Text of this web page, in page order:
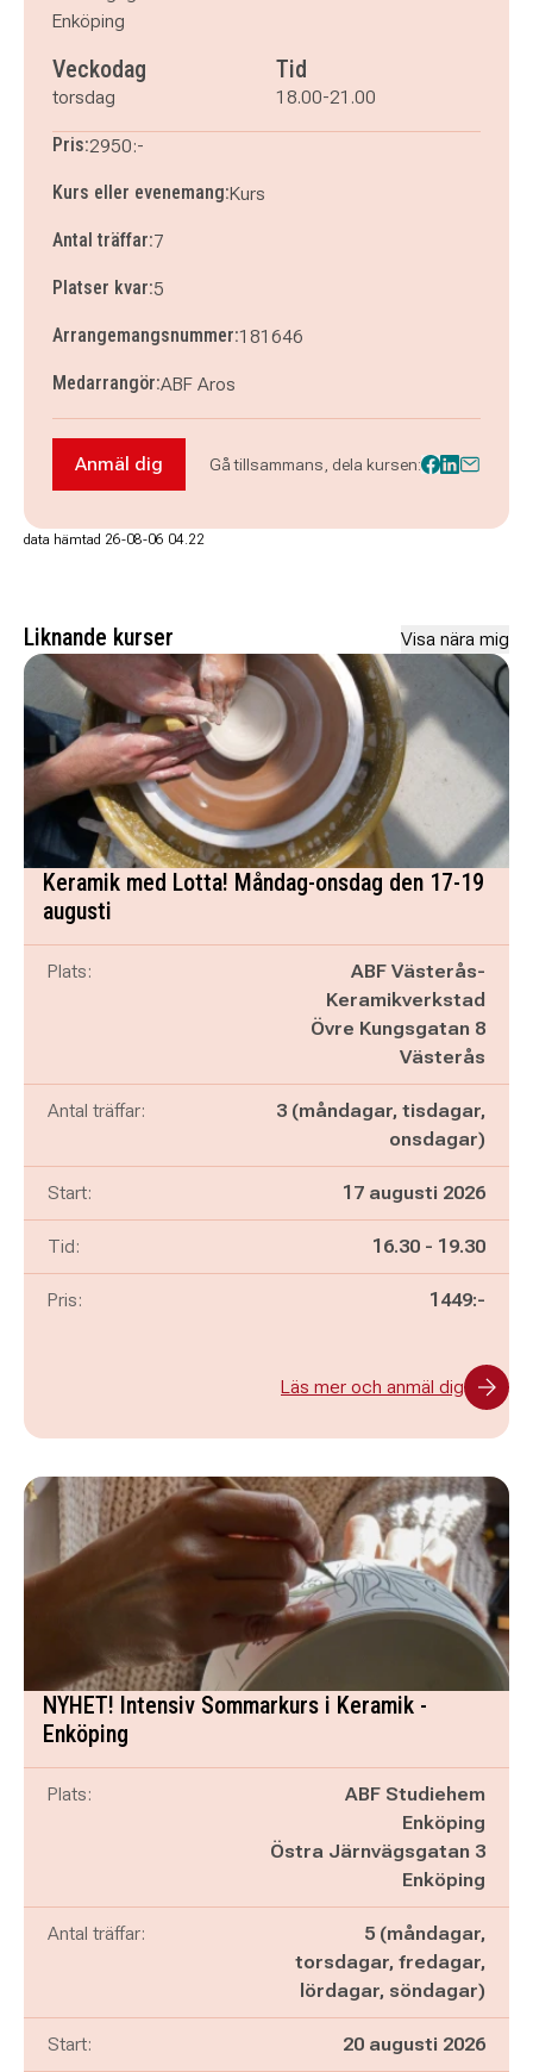
Enköping
Veckodag
torsdag
Tid
18.00-21.00
Pris:2950:-
Kurs eller evenemang:Kurs
Antal träffar:7
Platser kvar:5
Arrangemangsnummer:181646
Medarrangör:ABF Aros
Anmäl dig till Keramik (torsdag kväll) -
Anmäl dig Gå tillsammans, dela kursen:
data hämtad 26-08-06 04.22
Liknande kurser Visa nära mig
Keramik med Lotta! Måndag-onsdag den 17-19
augusti
Plats:
ABF Västerås-
Keramikverkstad
Övre Kungsgatan 8
Västerås
Antal träffar:
3 (måndagar, tisdagar,
onsdagar)
Start: 17 augusti 2026
Tid: Pågår mellan
16.30 - och
19.30
Pris: 1449:-
Läs mer och anmäl dig
NYHET! Intensiv Sommarkurs i Keramik -
Enköping
Plats:
ABF Studiehem
Enköping
Östra Järnvägsgatan 3
Enköping
Antal träffar:
5 (måndagar,
torsdagar, fredagar,
lördagar, söndagar)
Start: 20 augusti 2026